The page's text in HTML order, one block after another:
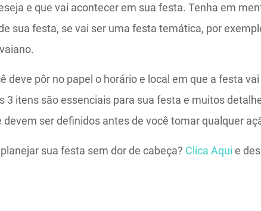
e que vai acontecer em sua festa. Tenha em
sua festa, se vai ser uma festa temática, por
deve pôr no papel o horário e local em que a festa
3 itens são essenciais para sua festa e muitos
devem ser definidos antes de você tomar qualquer
sua festa sem dor de cabeça? Clica Aqui e